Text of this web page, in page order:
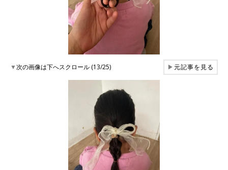
▼次の画像は下へスクロール (13/25) ▶元記事を見る